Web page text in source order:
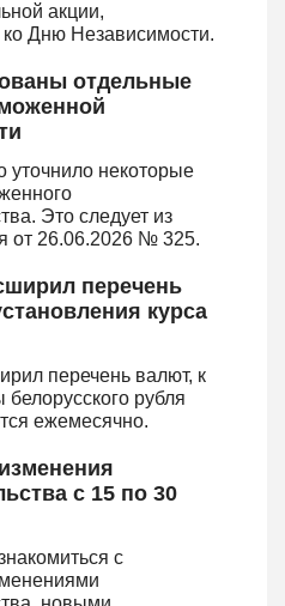
акции,
Дню Независимости.
отдельные
уточнило некоторые
Это следует из
от 26.06.2026 № 325.
перечень
курса
перечень валют, к
рубля
ежемесячно.
с 15 по 30
с